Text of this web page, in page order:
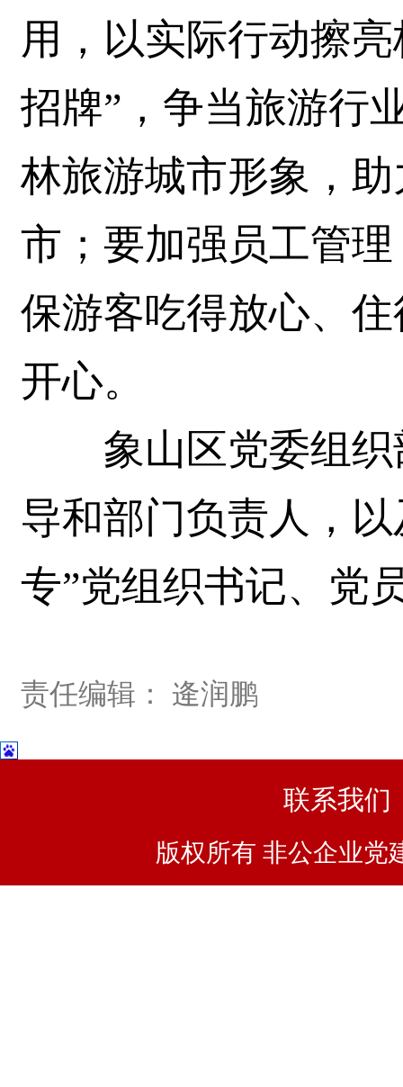
用，以实际行动擦
招牌”，争当旅游行
林旅游城市形象，
市；要加强员工管
保游客吃得放心、
开心。
象山区党委组织
导和部门负责人，
专”党组织书记、党
责任编辑： 逄润鹏
联系我们
版权所有 非公企业党